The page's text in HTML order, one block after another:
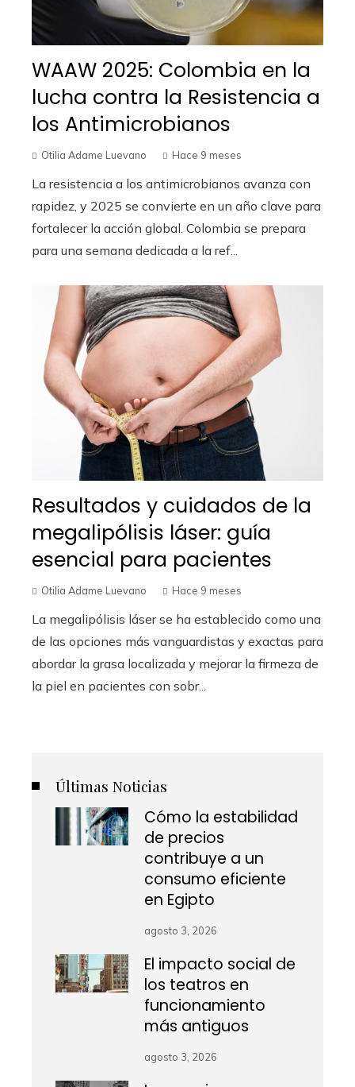
WAAW 2025: Colombia en la
lucha contra la Resistencia a
los Antimicrobianos
Otilia Adame Luevano Hace 9 meses
La resistencia a los antimicrobianos avanza con
rapidez, y 2025 se convierte en un año clave para
fortalecer la acción global. Colombia se prepara
para una semana dedicada a la ref...
Resultados y cuidados de la
megalipólisis láser: guía
esencial para pacientes
Otilia Adame Luevano Hace 9 meses
La megalipólisis láser se ha establecido como una
de las opciones más vanguardistas y exactas para
abordar la grasa localizada y mejorar la firmeza de
la piel en pacientes con sobr...
Últimas Noticias
Cómo la estabilidad
de precios
contribuye a un
consumo eficiente
en Egipto
agosto 3, 2026
El impacto social de
los teatros en
funcionamiento
más antiguos
agosto 3, 2026